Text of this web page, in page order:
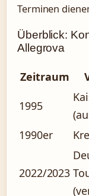
Terminen
Überblick:
Allegrova
Zeitraum
1995
1990er
2022/2023